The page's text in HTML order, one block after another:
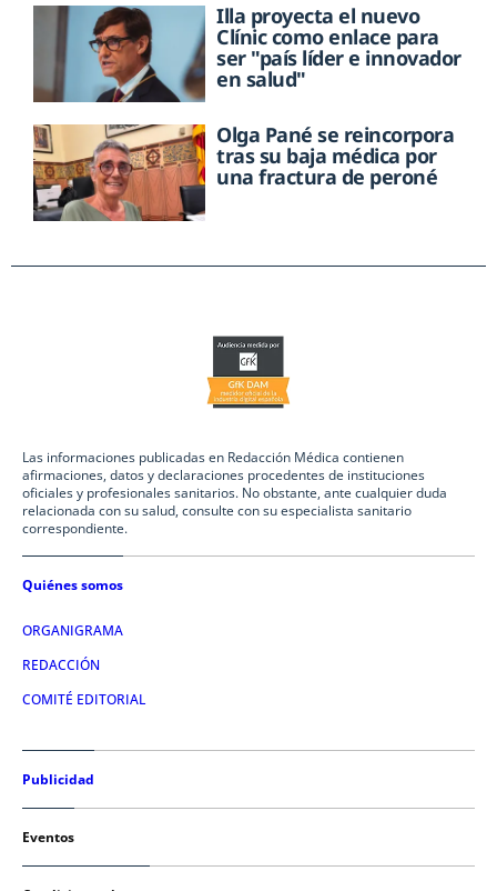
Illa proyecta el nuevo
Clínic como enlace para
ser "país líder e innovador
en salud"
Olga Pané se reincorpora
tras su baja médica por
una fractura de peroné
Las informaciones publicadas en Redacción Médica contienen
afirmaciones, datos y declaraciones procedentes de instituciones
oficiales y profesionales sanitarios. No obstante, ante cualquier duda
relacionada con su salud, consulte con su especialista sanitario
correspondiente.
Quiénes somos
ORGANIGRAMA
REDACCIÓN
COMITÉ EDITORIAL
Publicidad
Eventos